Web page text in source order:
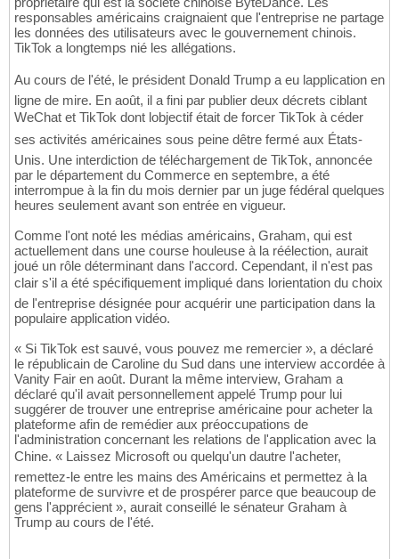
responsables américains craignaient que l'entreprise ne partage
les données des utilisateurs avec le gouvernement chinois.
TikTok a longtemps nié les allégations.
Au cours de l'été, le président Donald Trump a eu lapplication en
ligne de mire. En août, il a fini par publier deux décrets ciblant
WeChat et TikTok dont lobjectif était de forcer TikTok à céder
ses activités américaines sous peine dêtre fermé aux États-
Unis. Une interdiction de téléchargement de TikTok, annoncée
par le département du Commerce en septembre, a été
interrompue à la fin du mois dernier par un juge fédéral quelques
heures seulement avant son entrée en vigueur.
Comme l'ont noté les médias américains, Graham, qui est
actuellement dans une course houleuse à la réélection, aurait
joué un rôle déterminant dans l'accord. Cependant, il n'est pas
clair s'il a été spécifiquement impliqué dans lorientation du choix
de l'entreprise désignée pour acquérir une participation dans la
populaire application vidéo.
« Si TikTok est sauvé, vous pouvez me remercier », a déclaré
le républicain de Caroline du Sud dans une interview accordée à
Vanity Fair en août. Durant la même interview, Graham a
déclaré qu'il avait personnellement appelé Trump pour lui
suggérer de trouver une entreprise américaine pour acheter la
plateforme afin de remédier aux préoccupations de
l'administration concernant les relations de l'application avec la
Chine. « Laissez Microsoft ou quelqu'un dautre l'acheter,
remettez-le entre les mains des Américains et permettez à la
plateforme de survivre et de prospérer parce que beaucoup de
gens l'apprécient », aurait conseillé le sénateur Graham à
Trump au cours de l'été.